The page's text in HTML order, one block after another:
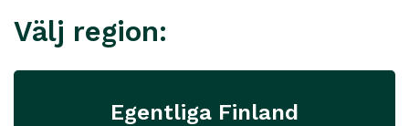
Välj region:
Egentliga Finland